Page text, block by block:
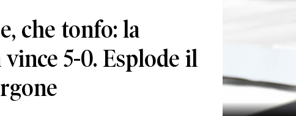
che tonfo: la
vince 5-0. Esplode il